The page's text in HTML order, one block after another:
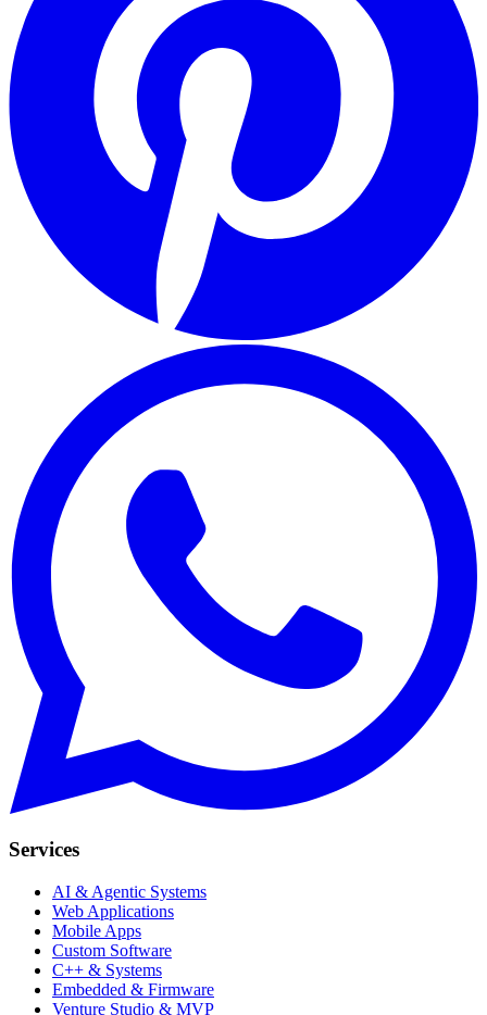
Services
AI & Agentic Systems
Web Applications
Mobile Apps
Custom Software
C++ & Systems
Embedded & Firmware
Venture Studio & MVP